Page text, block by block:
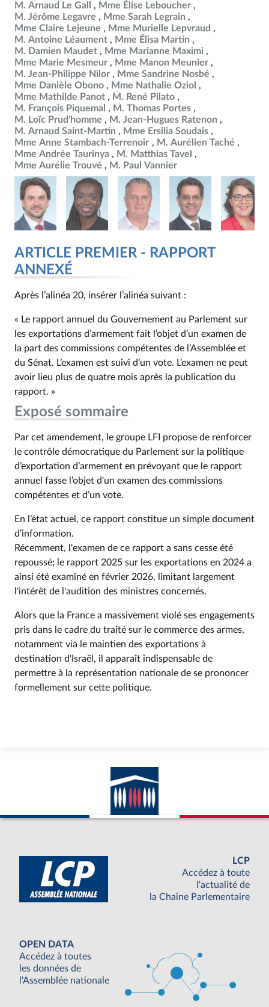
M. Arnaud Le Gall
Mme Élise Leboucher
M. Jérôme Legavre
Mme Sarah Legrain
Mme Claire Lejeune
Mme Murielle Lepvraud
M. Antoine Léaument
Mme Élisa Martin
M. Damien Maudet
Mme Marianne Maximi
Mme Marie Mesmeur
Mme Manon Meunier
M. Jean-Philippe Nilor
Mme Sandrine Nosbé
Mme Danièle Obono
Mme Nathalie Oziol
Mme Mathilde Panot
M. René Pilato
M. François Piquemal
M. Thomas Portes
M. Loïc Prud'homme
M. Jean-Hugues Ratenon
M. Arnaud Saint-Martin
Mme Ersilia Soudais
Mme Anne Stambach-Terrenoir
M. Aurélien Taché
Mme Andrée Taurinya
M. Matthias Tavel
Mme Aurélie Trouvé
M. Paul Vannier
ARTICLE PREMIER - RAPPORT
ANNEXÉ
Après l’alinéa 20, insérer l’alinéa suivant :
« Le rapport annuel du Gouvernement au Parlement sur
les exportations d’armement fait l’objet d’un examen de
la part des commissions compétentes de l’Assemblée et
du Sénat. L’examen est suivi d’un vote. L’examen ne peut
avoir lieu plus de quatre mois après la publication du
rapport. »
Exposé sommaire
Par cet amendement, le groupe LFI propose de renforcer
le contrôle démocratique du Parlement sur la politique
d’exportation d’armement en prévoyant que le rapport
annuel fasse l’objet d'un examen des commissions
compétentes et d’un vote.
En l’état actuel, ce rapport constitue un simple document
d’information.
Récemment, l'examen de ce rapport a sans cesse été
repoussé; le rapport 2025 sur les exportations en 2024 a
ainsi été examiné en février 2026, limitant largement
l'intérêt de l'audition des ministres concernés.
Alors que la France a massivement violé ses engagements
pris dans le cadre du traité sur le commerce des armes,
notamment via le maintien des exportations à
destination d'Israël, il apparaît indispensable de
permettre à la représentation nationale de se prononcer
formellement sur cette politique.
LCP
Accédez à toute
l'actualité de
la Chaine Parlementaire
OPEN DATA
Accédez à toutes
les données de
l'Assemblée nationale